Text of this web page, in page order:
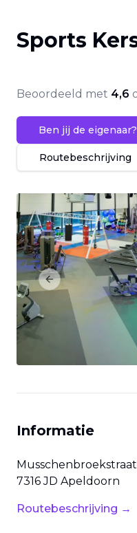
Sports
Beoordeeld met 4,6
Ben jij de eigenaar?
Routebeschrijving
Previous slide
Informatie
Musschenbroekstraat
7316 JD Apeldoorn
Routebeschrijving →